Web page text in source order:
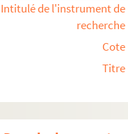
Intitulé de l'instrument de
recherche
Cote
Titre
Liasse 1.
Liasse 2.
Liasse 3.
1850